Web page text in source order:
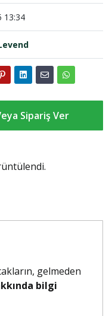
13:34
Sipariş Ver
gelmeden
bilgi